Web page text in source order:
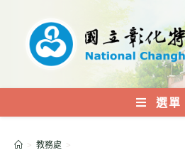
內
選單
> 教務處 >